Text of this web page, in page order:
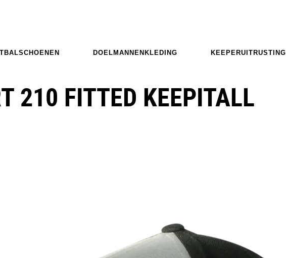
DOELMANNENKLEDING KEEPERUITRUSTING
210 FITTED KEEPITALL